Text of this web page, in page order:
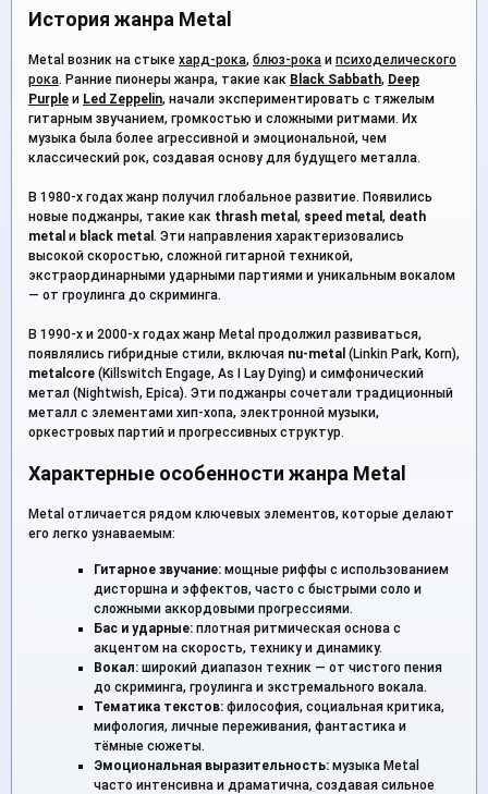
История жанра Metal
Metal возник на стыке хард-рока, блюз-рока и психоделического
рока. Ранние пионеры жанра, такие как Black Sabbath, Deep
Purple и Led Zeppelin, начали экспериментировать с тяжелым
гитарным звучанием, громкостью и сложными ритмами. Их
музыка была более агрессивной и эмоциональной, чем
классический рок, создавая основу для будущего металла.
В 1980-х годах жанр получил глобальное развитие. Появились
новые поджанры, такие как thrash metal , speed metal , death
metal и black metal . Эти направления характеризовались
высокой скоростью, сложной гитарной техникой,
экстраординарными ударными партиями и уникальным вокалом
— от гроулинга до скриминга.
В 1990-х и 2000-х годах жанр Metal продолжил развиваться,
появлялись гибридные стили, включая nu-metal (Linkin Park, Korn),
metalcore (Killswitch Engage, As I Lay Dying) и симфонический
метал (Nightwish, Epica). Эти поджанры сочетали традиционный
металл с элементами хип-хопа, электронной музыки,
оркестровых партий и прогрессивных структур.
Характерные особенности жанра Metal
Metal отличается рядом ключевых элементов, которые делают
его легко узнаваемым:
Гитарное звучание: мощные риффы с использованием
дисторшна и эффектов, часто с быстрыми соло и
сложными аккордовыми прогрессиями.
Бас и ударные: плотная ритмическая основа с
акцентом на скорость, технику и динамику.
Вокал: широкий диапазон техник — от чистого пения
до скриминга, гроулинга и экстремального вокала.
Тематика текстов: философия, социальная критика,
мифология, личные переживания, фантастика и
тёмные сюжеты.
Эмоциональная выразительность: музыка Metal
часто интенсивна и драматична, создавая сильное